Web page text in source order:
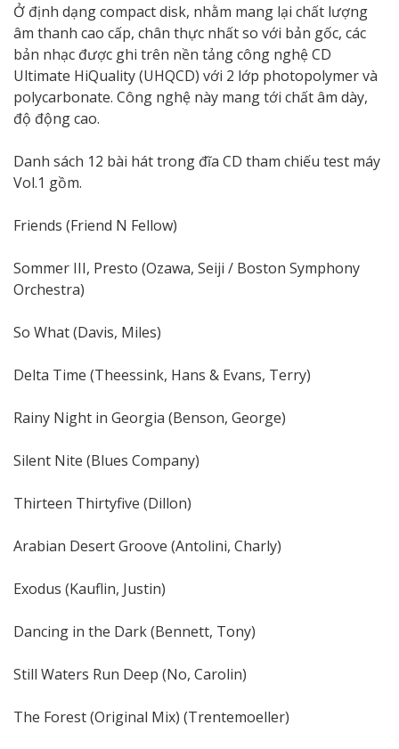
Ở định dạng compact disk, nhằm mang lại chất lượng
âm thanh cao cấp, chân thực nhất so với bản gốc, các
bản nhạc được ghi trên nền tảng công nghệ CD
Ultimate HiQuality (UHQCD) với 2 lớp photopolymer và
polycarbonate. Công nghệ này mang tới chất âm dày,
độ động cao.
Danh sách 12 bài hát trong đĩa CD tham chiếu test máy
Vol.1 gồm.
Friends (Friend N Fellow)
Sommer III, Presto (Ozawa, Seiji / Boston Symphony
Orchestra)
So What (Davis, Miles)
Delta Time (Theessink, Hans & Evans, Terry)
Rainy Night in Georgia (Benson, George)
Silent Nite (Blues Company)
Thirteen Thirtyfive (Dillon)
Arabian Desert Groove (Antolini, Charly)
Exodus (Kauflin, Justin)
Dancing in the Dark (Bennett, Tony)
Still Waters Run Deep (No, Carolin)
The Forest (Original Mix) (Trentemoeller)